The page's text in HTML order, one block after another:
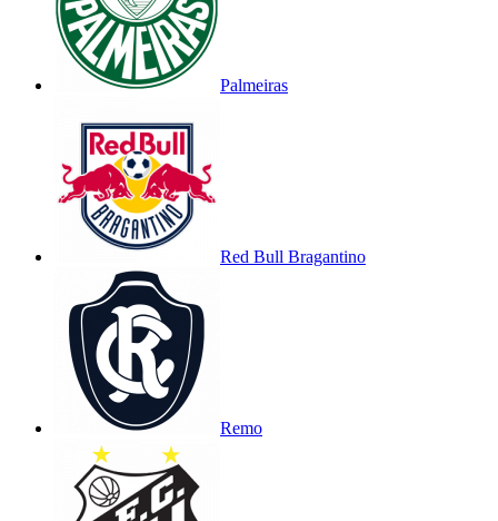
Palmeiras
Red Bull Bragantino
Remo